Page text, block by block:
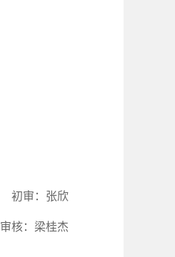
初审：张欣
审核：梁桂杰